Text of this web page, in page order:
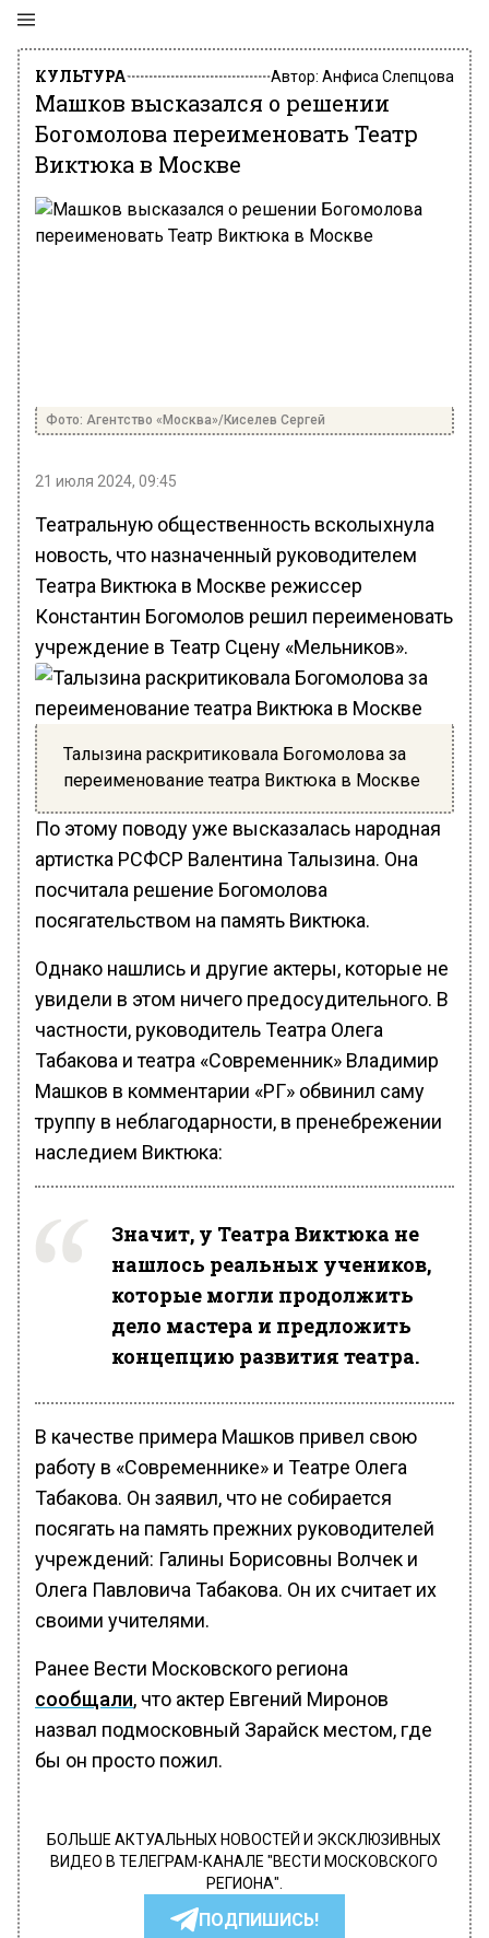
КУЛЬТУРА Автор: Анфиса Слепцова
Машков высказался о решении
Богомолова переименовать Театр
Виктюка в Москве
Фото: Агентство «Москва»/Киселев Сергей
21 июля 2024, 09:45
Театральную общественность всколыхнула
новость, что назначенный руководителем
Театра Виктюка в Москве режиссер
Константин Богомолов решил переименовать
учреждение в Театр Сцену «Мельников».
Талызина раскритиковала Богомолова за
переименование театра Виктюка в Москве
По этому поводу уже высказалась народная
артистка РСФСР Валентина Талызина. Она
посчитала решение Богомолова
посягательством на память Виктюка.
Однако нашлись и другие актеры, которые не
увидели в этом ничего предосудительного. В
частности, руководитель Театра Олега
Табакова и театра «Современник» Владимир
Машков в комментарии «РГ» обвинил саму
труппу в неблагодарности, в пренебрежении
наследием Виктюка:
Значит, у Театра Виктюка не
нашлось реальных учеников,
которые могли продолжить
дело мастера и предложить
концепцию развития театра.
В качестве примера Машков привел свою
работу в «Современнике» и Театре Олега
Табакова. Он заявил, что не собирается
посягать на память прежних руководителей
учреждений: Галины Борисовны Волчек и
Олега Павловича Табакова. Он их считает их
своими учителями.
Ранее Вести Московского региона
сообщали, что актер Евгений Миронов
назвал подмосковный Зарайск местом, где
бы он просто пожил.
БОЛЬШЕ АКТУАЛЬНЫХ НОВОСТЕЙ И ЭКСКЛЮЗИВНЫХ
ВИДЕО В ТЕЛЕГРАМ-КАНАЛЕ "ВЕСТИ МОСКОВСКОГО
РЕГИОНА".
ПОДПИШИСЬ!